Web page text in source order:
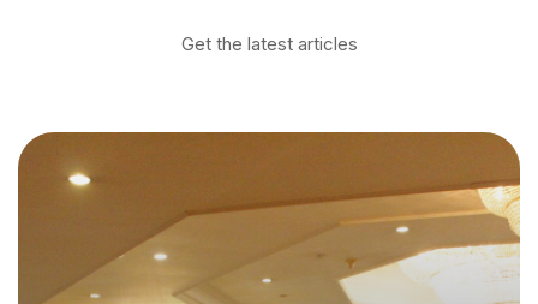
Get the latest articles